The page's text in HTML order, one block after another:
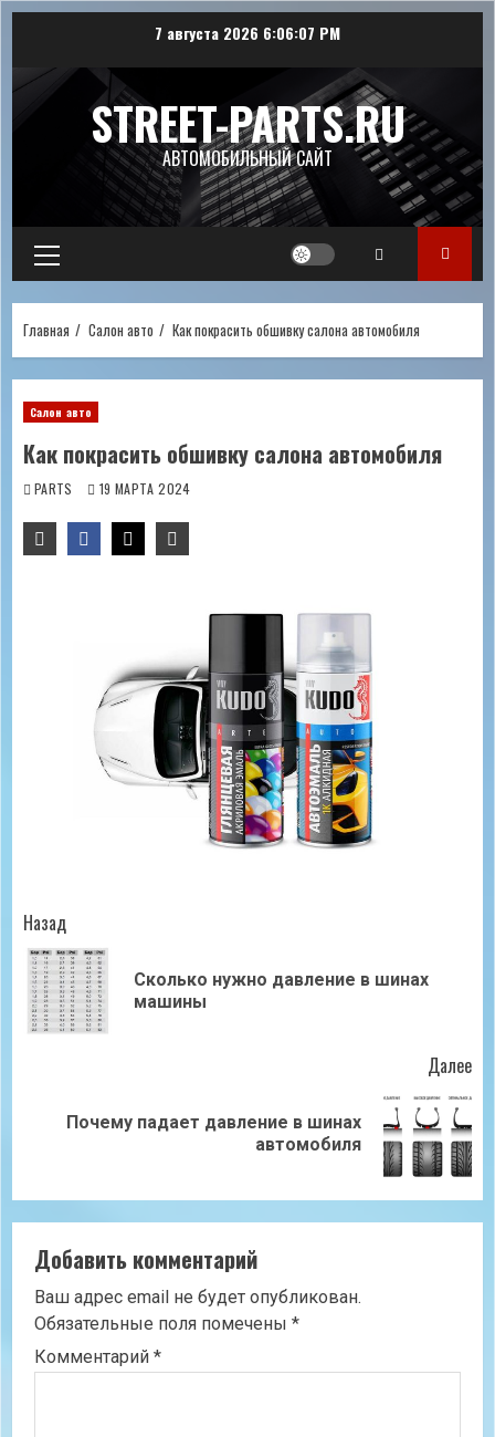
содержимому
7 августа 2026 6:06:08 PM
STREET-PARTS.RU
АВТОМОБИЛЬНЫЙ САЙТ
Основное
меню
Главная Салон авто Как покрасить обшивку салона автомобиля
Салон авто
Как покрасить обшивку салона автомобиля
PARTS 19 МАРТА 2024
Продолжить
чтение
Назад
Сколько нужно давление в шинах
машины
Далее
Следующая
Почему падает давление в шинах
автомобиля
Добавить комментарий
Ваш адрес email не будет опубликован.
Обязательные поля помечены *
Комментарий *